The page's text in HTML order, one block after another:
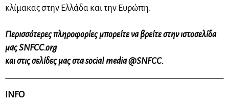
κλίμακας στην Ελλάδα και την Ευρώπη.
Περισσότερες πληροφορίες μπορείτε να βρείτε στην ιστοσελίδα
μας SNFCC.org
και στις σελίδες μας στα social media @SNFCC.
INFO